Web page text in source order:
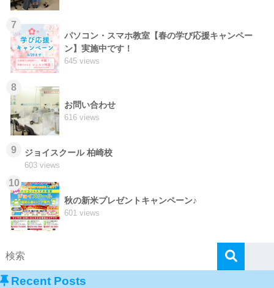
7
パソコン・スマホ教室【春の学び応援キャンペー
ン】実施中です！
645 views
8
お問い合わせ
616 views
9 ジョイスクール 柏崎校
603 views
10
秋の新米プレゼントキャンペーン♪
601 views
Recent Posts